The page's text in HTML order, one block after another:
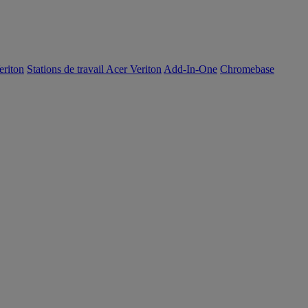
Stations de travail Acer Veriton Add-In-One Chromebase